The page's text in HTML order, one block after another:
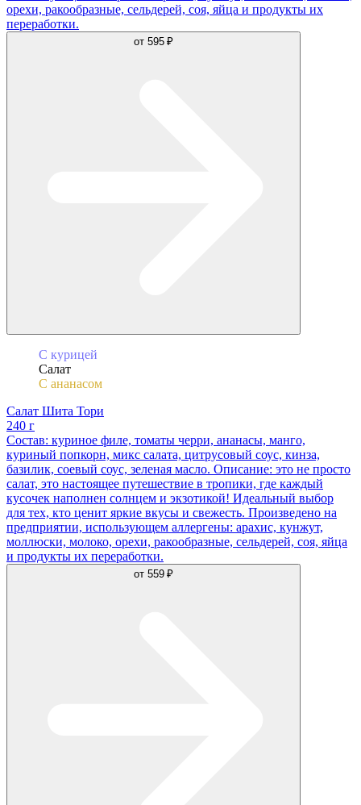
орехи, ракообразные, сельдерей, соя, яйца и продукты их
переработки.
от 595 ₽
С курицей
Салат
С ананасом
Салат Шита Тори
240 г
Состав: куриное филе, томаты черри, ананасы, манго,
куриный попкорн, микс салата, цитрусовый соус, кинза,
базилик, соевый соус, зеленая масло. Описание: это не просто
салат, это настоящее путешествие в тропики, где каждый
кусочек наполнен солнцем и экзотикой! Идеальный выбор
для тех, кто ценит яркие вкусы и свежесть. Произведено на
предприятии, использующем аллергены: арахис, кунжут,
моллюски, молоко, орехи, ракообразные, сельдерей, соя, яйца
и продукты их переработки.
от 559 ₽